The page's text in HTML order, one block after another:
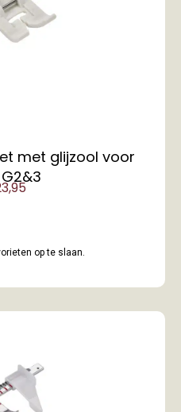
met glijzool voor
op te slaan.